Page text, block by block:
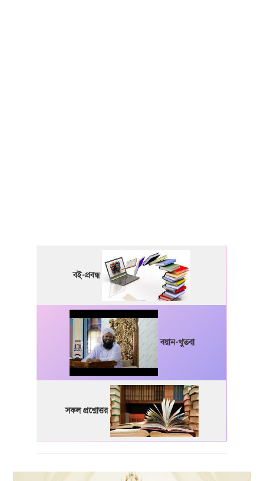
বই-প্রবন্ধ
বয়ান-খুতবা
সকল প্রশ্নোত্তর